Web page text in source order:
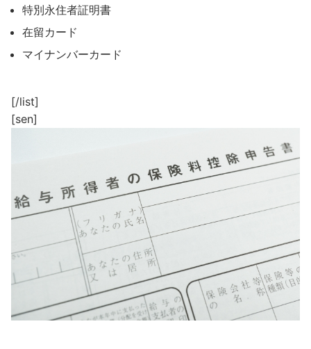
特別永住者証明書
在留カード
マイナンバーカード
[/list]
[sen]